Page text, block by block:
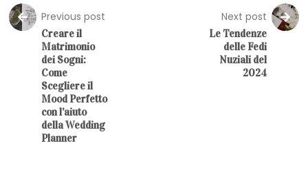
Previous post
Creare il
Matrimonio
dei Sogni:
Come
Scegliere il
Mood Perfetto
con l’aiuto
della Wedding
Planner
Next post
Le Tendenze
delle Fedi
Nuziali del
2024